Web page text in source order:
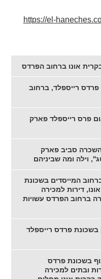
https://el-
אונו ברחוב הפרדס
פרדס רייספלד, ברחוב
פרס רייספלד פארק
סביב פארק
וילה ומה שביניהם
המייסדים בשכונת
דירות למכירה
ברחוב הפרדס עשויות
בשכונת פרדס רייספלד
בשכונת פרדס
ובתים למכירה